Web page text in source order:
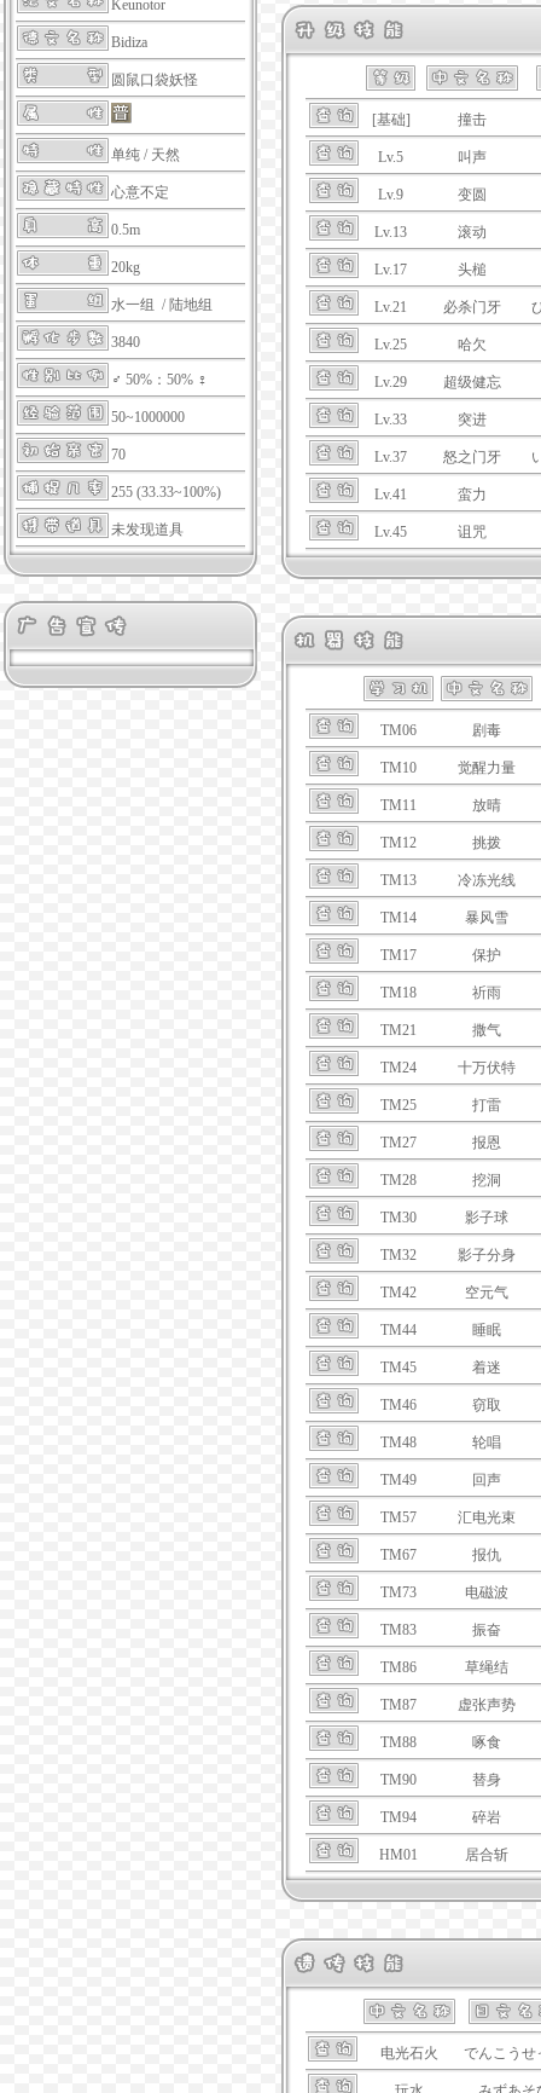
Keunotor
Bidiza
圆鼠口袋妖怪
单纯 / 天然
心意不定
0.5m
20kg
水一组 / 陆地组
3840
♂ 50%：50% ♀
50~1000000
70
255 (33.33~100%)
未发现道具
[基础] 撞击
Lv.5 叫声
Lv.9 变圆
Lv.13 滚动
Lv.17 头槌
Lv.21 必杀门牙
Lv.25 哈欠
Lv.29 超级健忘
Lv.33 突进
Lv.37 怒之门牙
Lv.41 蛮力
Lv.45 诅咒
TM06 剧毒
TM10 觉醒力量
TM11 放晴
TM12 挑拨
TM13 冷冻光线
TM14 暴风雪
TM17 保护
TM18 祈雨
TM21 撒气
TM24 十万伏特
TM25 打雷
TM27 报恩
TM28 挖洞
TM30 影子球
TM32 影子分身
TM42 空元气
TM44 睡眠
TM45 着迷
TM46 窃取
TM48 轮唱
TM49 回声
TM57 汇电光束
TM67 报仇
TM73 电磁波
TM83 振奋
TM86 草绳结
TM87 虚张声势
TM88 啄食
TM90 替身
TM94 碎岩
HM01 居合斩
电光石火 でんこうせ